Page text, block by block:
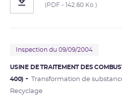
(PDF - 142.60 Ko )
Inspection du 09/09/2004
USINE DE TRAITEMENT DES
400)
Transformation de
Recyclage